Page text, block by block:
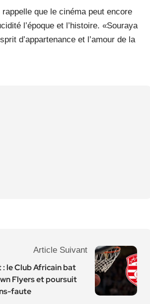
que le cinéma peut encore
l’époque et l’histoire. «Souraya
d’appartenance et l’amour de la
Article Suivant
: le Club Africain bat
Flyers et poursuit
faute